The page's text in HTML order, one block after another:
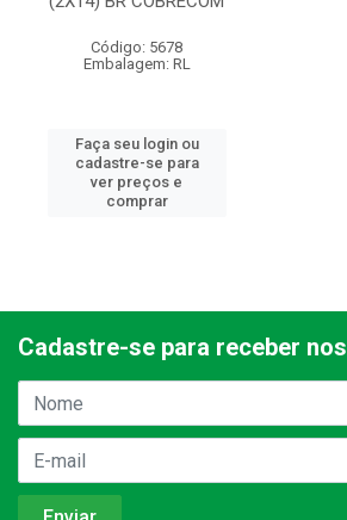
Código: 5678
Embalagem: RL
Faça seu login ou
cadastre-se para
ver preços e
comprar
Cadastre-se para receber